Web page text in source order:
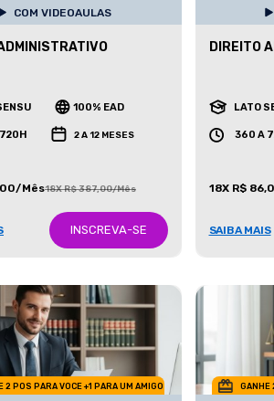
COM VIDEOAULAS
100% EAD
2 A 12 MESES
Mês18X R$ 387,00/Mês
INSCREVA-SE
DIREITO
LATO
360 A
18X R$
SAIBA MAIS
2 POS PARA VOCE +1 PARA UM AMIGO GANHE